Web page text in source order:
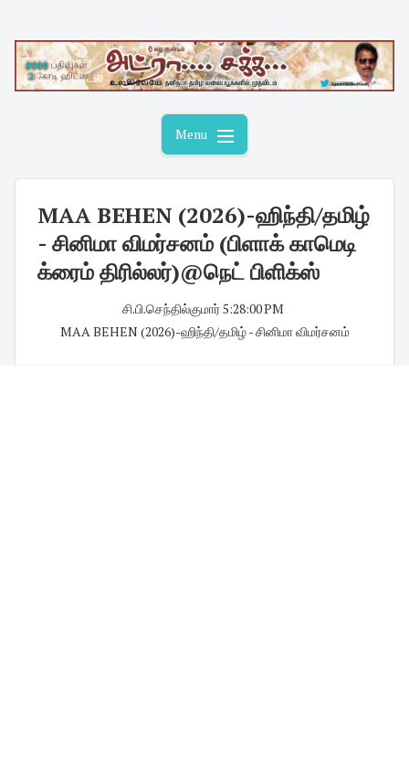
content
Menu
MAA BEHEN (2026)-ஹிந்தி/தமிழ்
- சினிமா விமர்சனம் (பிளாக் காமெடி
க்ரைம் திரில்லர்)@நெட் பிளிக்ஸ்
சி.பி.செந்தில்குமார்5:28:00 PM
MAA BEHEN (2026)-ஹிந்தி/தமிழ் - சினிமா விமர்சனம்